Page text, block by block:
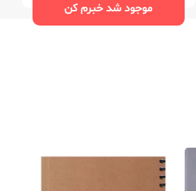
موجود شد خبرم کن